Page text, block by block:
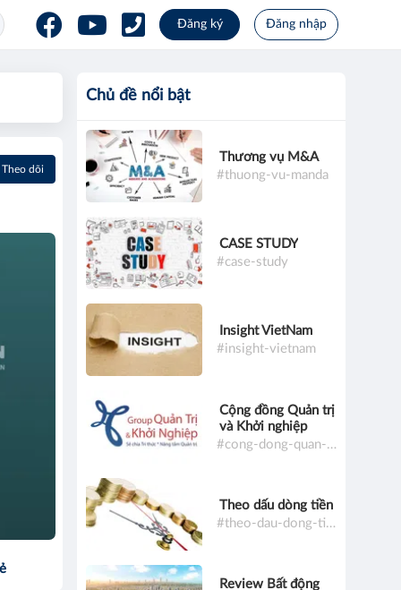
Đăng ký Đăng nhập
Theo dõi
Chủ đề nổi bật
Thương vụ M&A
#thuong-vu-manda
CASE STUDY
#case-study
Insight VietNam
#insight-vietnam
Cộng đồng Quản trị
và Khởi nghiệp
#cong-dong-quan-tri-va-khoi-nghiep
Theo dấu dòng tiền
#theo-dau-dong-tien
Review Bất động